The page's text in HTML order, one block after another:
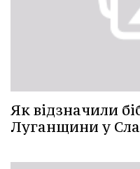
Як відзначили
Луганщини у